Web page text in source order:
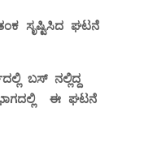
ಸೃಷ್ಟಿಸಿದ ಘಟನೆ
ಬಸ್ ನಲ್ಲಿದ್ದ
ಈ ಘಟನೆ